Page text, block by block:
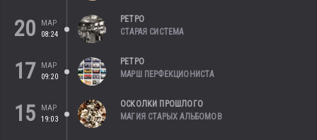
20
МАР
08:24
РЕТРО
СТАРАЯ СИСТЕМА
17
МАР
09:20
РЕТРО
МАРШ ПЕРФЕКЦИОНИСТА
15
МАР
19:03
ОСКОЛКИ ПРОШЛОГО
МАГИЯ СТАРЫХ АЛЬБОМОВ